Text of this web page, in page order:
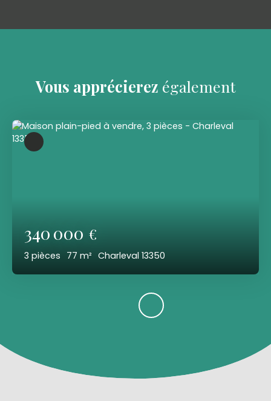
Vous apprécierez également
340 000 €
3 pièces 77 m² Charleval 13350